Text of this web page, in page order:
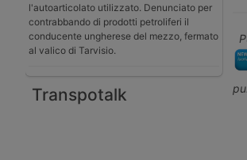
l'autoarticolato utilizzato. Denunciato per
contrabbando di prodotti petroliferi il
conducente ungherese del mezzo, fermato
al valico di Tarvisio.
Transpotalk